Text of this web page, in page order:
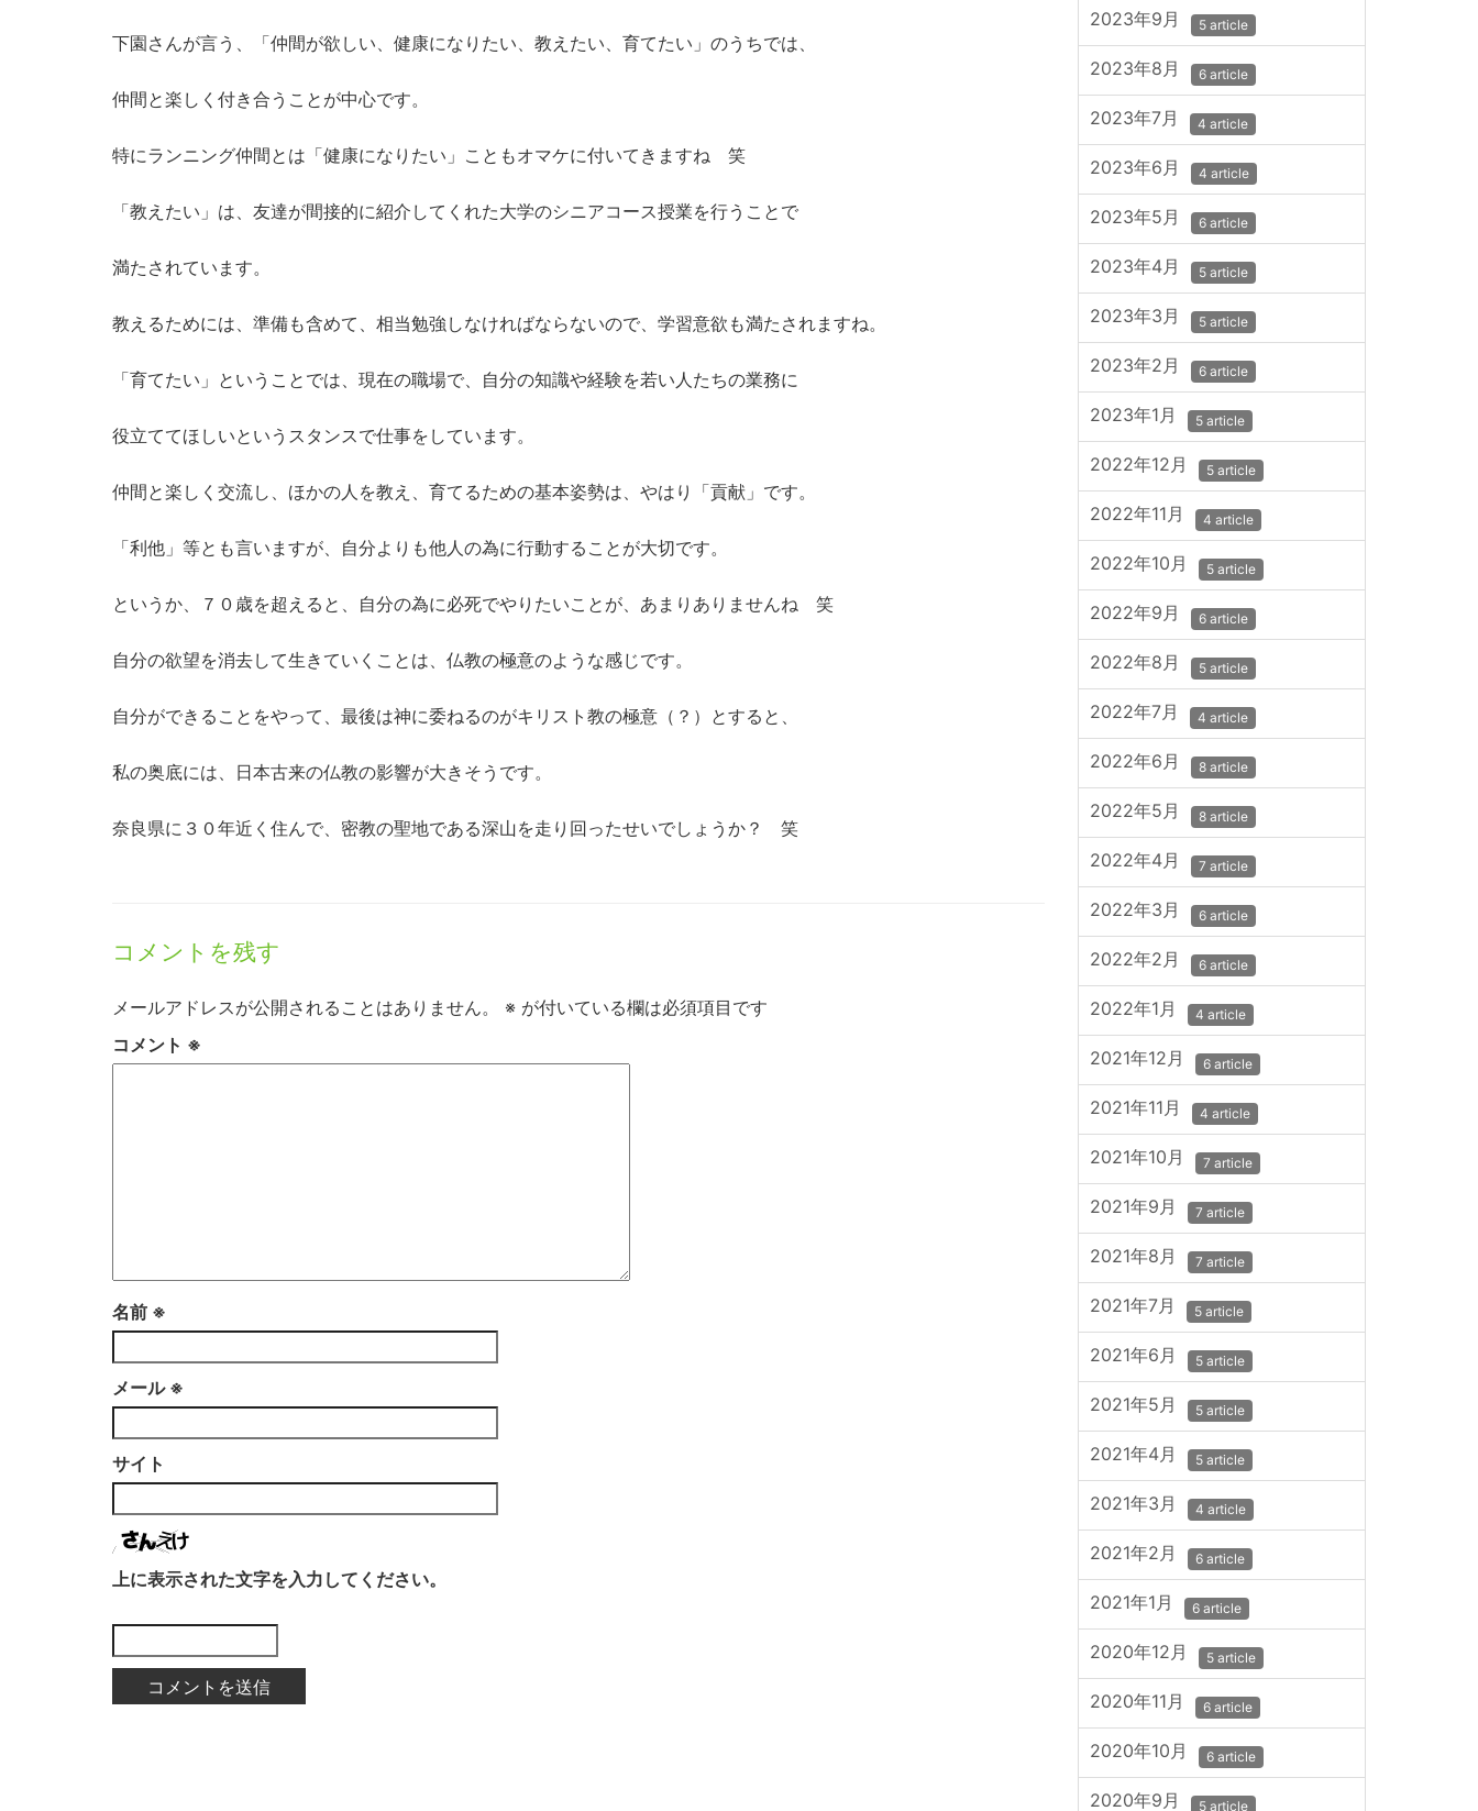
下園さんが言う、「仲間が欲しい、健康になりたい、教えたい、育てたい」のうちでは、
仲間と楽しく付き合うことが中心です。
特にランニング仲間とは「健康になりたい」こともオマケに付いてきますね 笑
「教えたい」は、友達が間接的に紹介してくれた大学のシニアコース授業を行うことで
満たされています。
教えるためには、準備も含めて、相当勉強しなければならないので、学習意欲も満たされますね。
「育てたい」ということでは、現在の職場で、自分の知識や経験を若い人たちの業務に
役立ててほしいというスタンスで仕事をしています。
仲間と楽しく交流し、ほかの人を教え、育てるための基本姿勢は、やはり「貢献」です。
「利他」等とも言いますが、自分よりも他人の為に行動することが大切です。
というか、７０歳を超えると、自分の為に必死でやりたいことが、あまりありませんね 笑
自分の欲望を消去して生きていくことは、仏教の極意のような感じです。
自分ができることをやって、最後は神に委ねるのがキリスト教の極意（？）とすると、
私の奥底には、日本古来の仏教の影響が大きそうです。
奈良県に３０年近く住んで、密教の聖地である深山を走り回ったせいでしょうか？ 笑
コメントを残す
メールアドレスが公開されることはありません。 ※ が付いている欄は必須項目です
コメント ※
名前 ※
メール ※
サイト
上に表示された文字を入力してください。
2023年9月 5 article
2023年8月 6 article
2023年7月 4 article
2023年6月 4 article
2023年5月 6 article
2023年4月 5 article
2023年3月 5 article
2023年2月 6 article
2023年1月 5 article
2022年12月 5 article
2022年11月 4 article
2022年10月 5 article
2022年9月 6 article
2022年8月 5 article
2022年7月 4 article
2022年6月 8 article
2022年5月 8 article
2022年4月 7 article
2022年3月 6 article
2022年2月 6 article
2022年1月 4 article
2021年12月 6 article
2021年11月 4 article
2021年10月 7 article
2021年9月 7 article
2021年8月 7 article
2021年7月 5 article
2021年6月 5 article
2021年5月 5 article
2021年4月 5 article
2021年3月 4 article
2021年2月 6 article
2021年1月 6 article
2020年12月 5 article
2020年11月 6 article
2020年10月 6 article
2020年9月 5 article